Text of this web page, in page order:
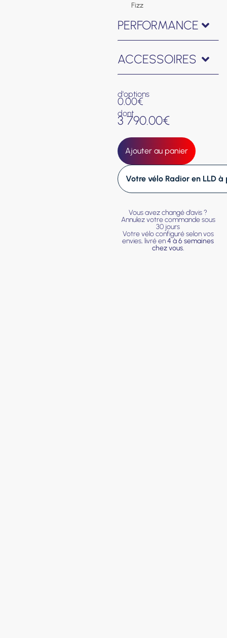
Fizz
PERFORMANCE
ACCESSOIRES
d'options
0.00€
dont
3 790.00€
Ajouter au panier
Votre vélo Radior en LLD
Vous avez changé d’avis ?
Annulez votre commande sous
30 jours
Votre vélo configuré selon vos
envies, livré en4 à 6 semaines
chez vous.